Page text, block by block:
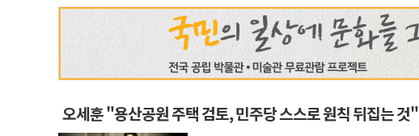
오세훈 "용산공원 주택 검토, 민주당 스스로 원칙 뒤집는 것"